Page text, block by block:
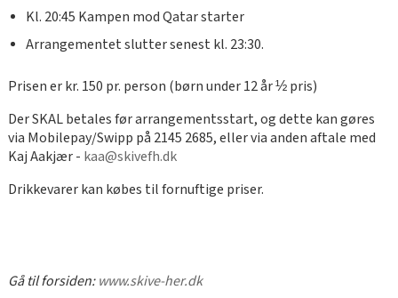
Kl. 20:45 Kampen mod Qatar starter
Arrangementet slutter senest kl. 23:30.
Prisen er kr. 150 pr. person (børn under 12 år ½ pris)
Der SKAL betales før arrangementsstart, og dette kan gøres
via Mobilepay/Swipp på 2145 2685, eller via anden aftale med
Kaj Aakjær - kaa@skivefh.dk
Drikkevarer kan købes til fornuftige priser.
Gå til forsiden:www.skive-her.dk